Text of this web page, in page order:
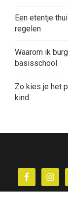
Een etentje
regelen
Waarom ik
basisschool
Zo kies je het
kind